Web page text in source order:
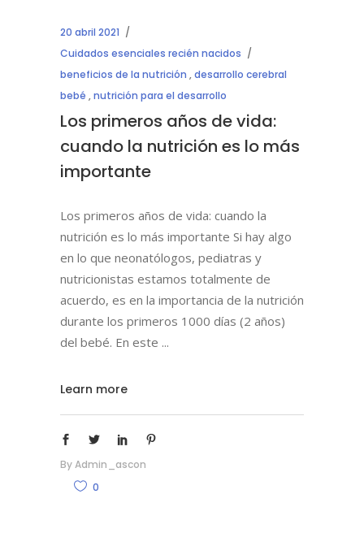
20 abril 2021
Cuidados esenciales recién nacidos
beneficios de la nutrición ,desarrollo cerebral
bebé ,nutrición para el desarrollo
Los primeros años de vida:
cuando la nutrición es lo más
importante
Los primeros años de vida: cuando la
nutrición es lo más importante Si hay algo
en lo que neonatólogos, pediatras y
nutricionistas estamos totalmente de
acuerdo, es en la importancia de la nutrición
durante los primeros 1000 días (2 años)
del bebé. En este
Learn more
ByAdmin_ascon
0